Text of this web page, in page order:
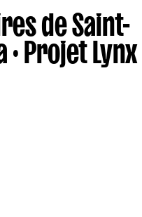
de Saint-
Projet Lynx